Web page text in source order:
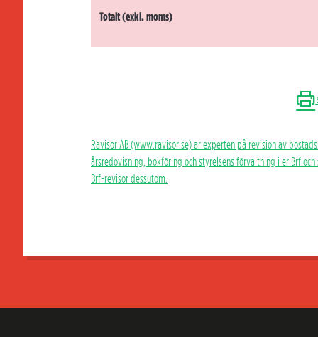
Totalt (exkl. moms)
Rävisor AB (www.ravisor.se) är experten på revision av
årsredovisning, bokföring och styrelsens förvaltning i er Brf
Brf-revisor dessutom.